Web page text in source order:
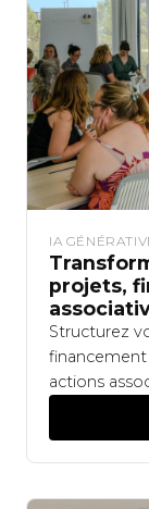
IA
projets,
Structurez
actions